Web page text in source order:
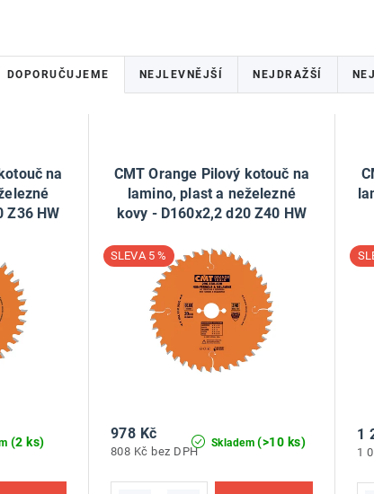
ŘDOPORUČUJEME NEJLEVNĚJŠÍ NEJDRAŽŠÍ
na
Z36 HW
(2 ks)
CMT Orange Pilový kotouč na
lamino, plast a neželezné
kovy - D160x2,2 d20 Z40 HW
5 %
Skladem (>10 ks)
808 Kč bez DPH
978 Kč
1
1